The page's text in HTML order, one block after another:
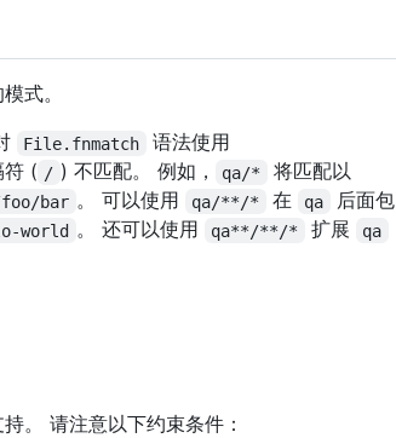
式。
File.fnmatch 语法使用
符 ( / ) 不匹配。 例如， qa/* 将匹配以
bar 。 可以使用 qa/**/* 在 qa
后面包
world 。 还可以使用 qa**/**/* 扩展 qa
。 请注意以下约束条件：